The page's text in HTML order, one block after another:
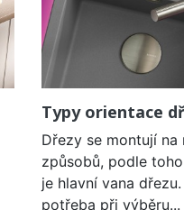
Typy orientace
Dřezy se montují na
způsobů, podle
je hlavní vana
potřeba při výběru...